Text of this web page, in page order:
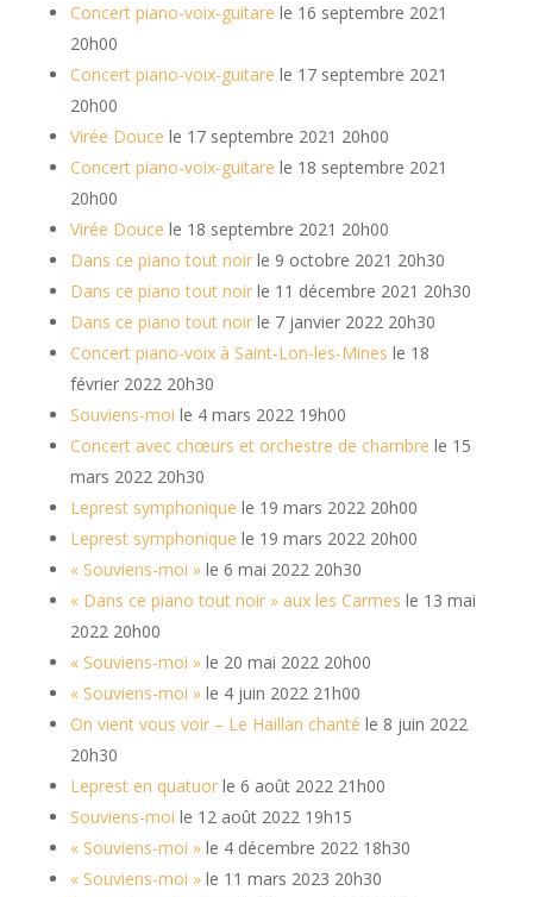
Concert piano-voix-guitare le 16 septembre 2021
20h00
Concert piano-voix-guitare le 17 septembre 2021
20h00
Virée Douce le 17 septembre 2021 20h00
Concert piano-voix-guitare le 18 septembre 2021
20h00
Virée Douce le 18 septembre 2021 20h00
Dans ce piano tout noirle 9 octobre 2021 20h30
Dans ce piano tout noirle 11 décembre 2021 20h30
Dans ce piano tout noirle 7 janvier 2022 20h30
Concert piano-voix à Saint-Lon-les-Mines le 18
février 2022 20h30
Souviens-moi le 4 mars 2022 19h00
Concert avec chœurs et orchestre de chambre le 15
mars 2022 20h30
Leprest symphonique le 19 mars 2022 20h00
Leprest symphonique le 19 mars 2022 20h00
« Souviens-moi »le 6 mai 2022 20h30
« Dans ce piano tout noir » aux les Carmes le 13 mai
2022 20h00
« Souviens-moi »le 20 mai 2022 20h00
« Souviens-moi »le 4 juin 2022 21h00
On vient vous voir – Le Haillan chanté le 8 juin 2022
20h30
Leprest en quatuorle 6 août 2022 21h00
Souviens-moi le 12 août 2022 19h15
« Souviens-moi »le 4 décembre 2022 18h30
« Souviens-moi »le 11 mars 2023 20h30